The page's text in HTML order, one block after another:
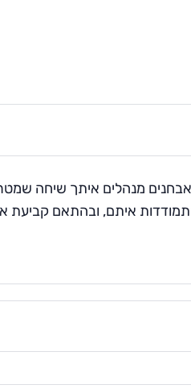
מנהלים איתך שיחה
איתם, ובהתאם קביעת